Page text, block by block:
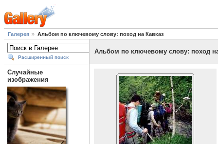
Галерея Альбом по ключевому слову: поход на Кавказ
Расширенный поиск
Случайные
изображения
Альбом по ключевому слову: поход